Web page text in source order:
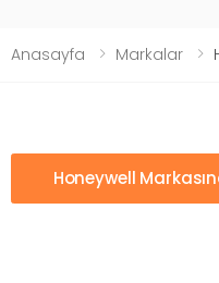
Anasayfa Markalar
Honeywell